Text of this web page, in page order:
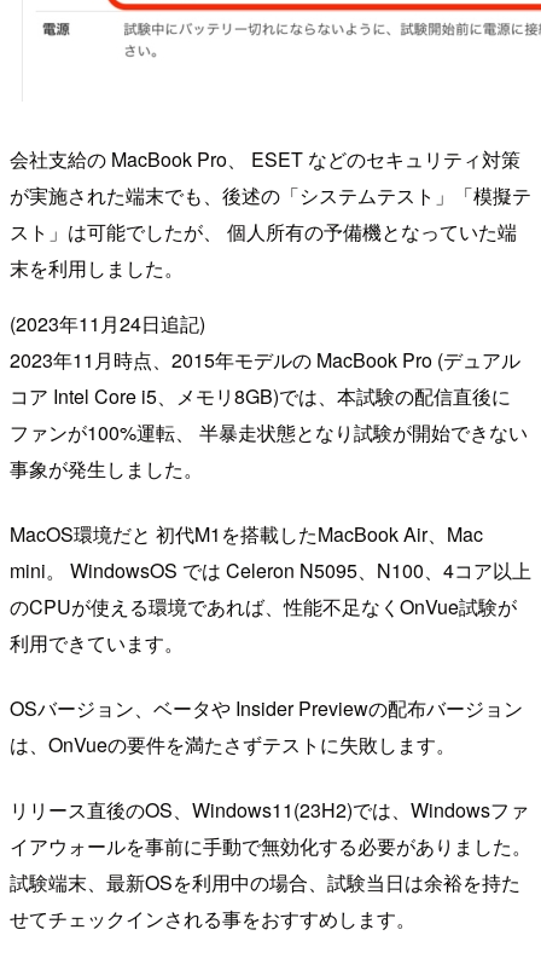
会社支給の MacBook Pro、 ESET などのセキュリティ対策
が実施された端末でも、後述の「システムテスト」「模擬テ
スト」は可能でしたが、 個人所有の予備機となっていた端
末を利用しました。
(2023年11月24日追記)
2023年11月時点、2015年モデルの MacBook Pro (デュアル
コア Intel Core i5、メモリ8GB)では、本試験の配信直後に
ファンが100%運転、 半暴走状態となり試験が開始できない
事象が発生しました。
MacOS環境だと 初代M1を搭載したMacBook Air、Mac
mini。 WindowsOS では Celeron N5095、N100、4コア以上
のCPUが使える環境であれば、性能不足なくOnVue試験が
利用できています。
OSバージョン、ベータや Insider Previewの配布バージョン
は、OnVueの要件を満たさずテストに失敗します。
リリース直後のOS、Windows11(23H2)では、Windowsファ
イアウォールを事前に手動で無効化する必要がありました。
試験端末、最新OSを利用中の場合、試験当日は余裕を持た
せてチェックインされる事をおすすめします。